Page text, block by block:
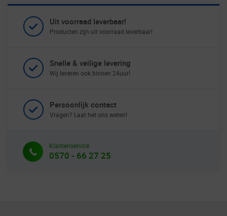
Uit voorraad leverbaar!
Producten zijn uit voorraad leverbaar!
Snelle & veilige levering
Wij leveren ook binnen 24uur!
Persoonlijk contact
Vragen? Laat het ons weten!
Klantenservice
0570 - 66 27 25